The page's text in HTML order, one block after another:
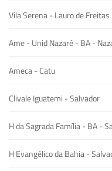
Vila Serena - Lauro de Freitas
Ame - Unid Nazaré - BA -
Ameca - Catu
Clivale Iguatemi - Salvador
H da Sagrada Família - BA -
H Evangélico da Bahia -